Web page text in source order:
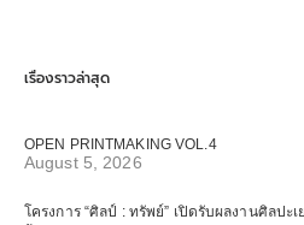
เรื่องราวล่าสุด
OPEN PRINTMAKING VOL.4
August 5, 2026
โครงการ “ศิลป์ : ทรัพย์” เปิดรับผลงานศิลปะ